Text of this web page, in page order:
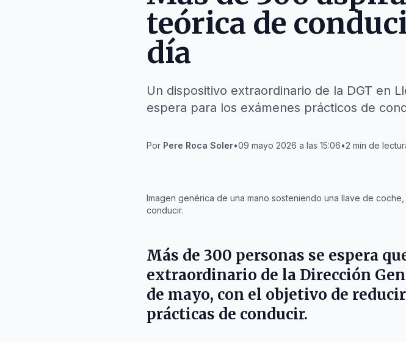
teórica de
día
Un dispositivo extraordinario de la DGT en
espera para los exámenes prácticos de
Por Pere Roca Soler•09 mayo 2026 a las 15:06•2 min de
Imagen genérica de una mano sosteniendo una llave de
conducir.
Más de 300 personas se espera
extraordinario de la Dirección
de mayo, con el objetivo de
prácticas de conducir.